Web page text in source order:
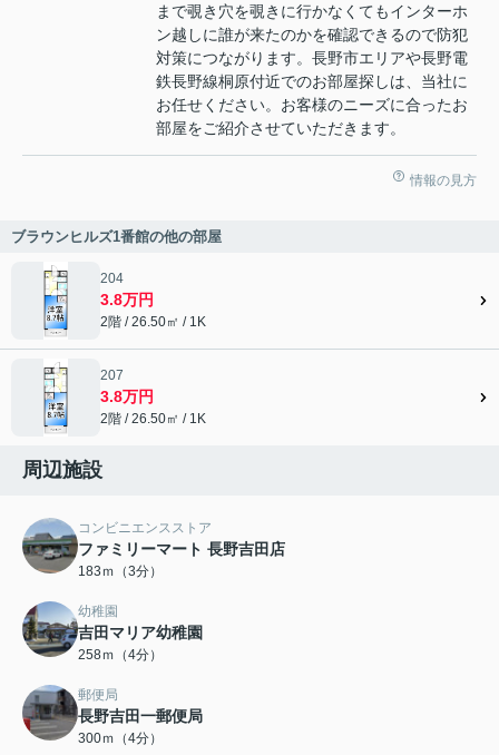
まで覗き穴を覗きに行かなくてもインターホ
ン越しに誰が来たのかを確認できるので防犯
対策につながります。長野市エリアや長野電
鉄長野線桐原付近でのお部屋探しは、当社に
お任せください。お客様のニーズに合ったお
部屋をご紹介させていただきます。
情報の見方
ブラウンヒルズ1番館の他の部屋
204
3.8万円
2階 / 26.50㎡ / 1K
207
3.8万円
2階 / 26.50㎡ / 1K
周辺施設
コンビニエンスストア
ファミリーマート 長野吉田店
183ｍ（3分）
幼稚園
吉田マリア幼稚園
258ｍ（4分）
郵便局
長野吉田一郵便局
300ｍ（4分）